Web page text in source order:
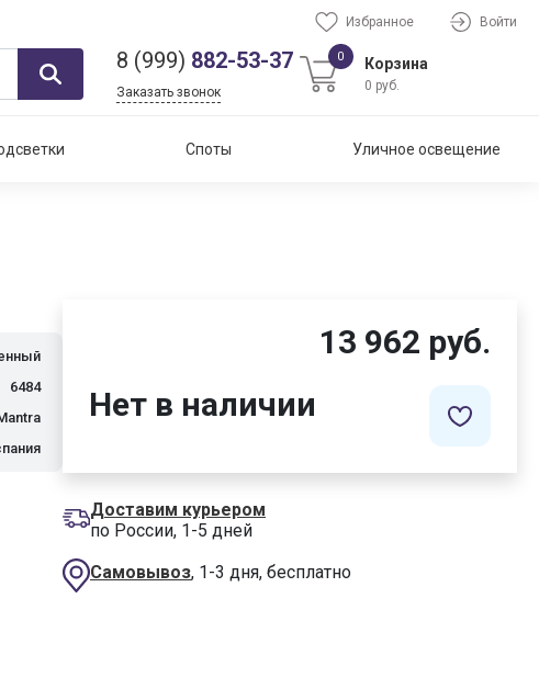
Избранное Войти
8 (999) 882-53-37
Заказать звонок
0 Корзина
0 руб.
Споты Уличное освещение
6484
13 962 руб.
Нет в наличии
Доставим курьером
по России, 1-5 дней
Самовывоз, 1-3 дня, бесплатно